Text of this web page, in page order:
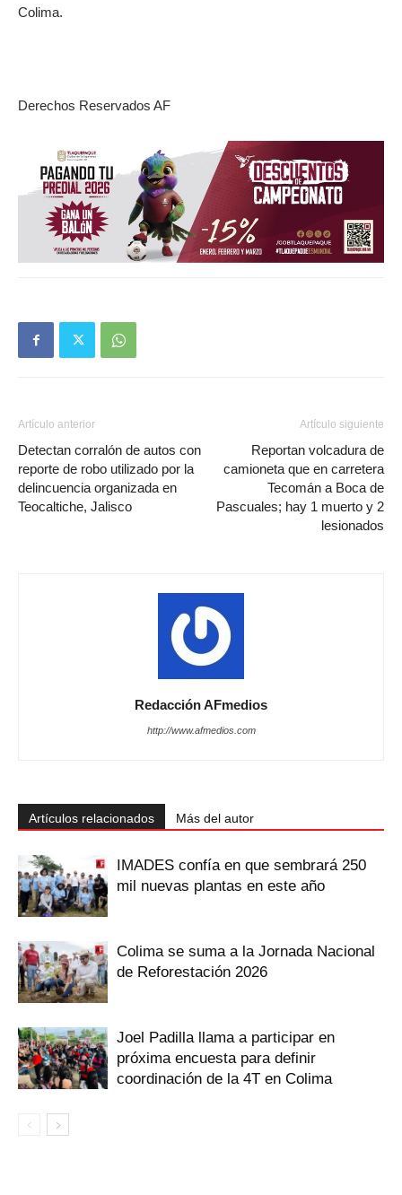
Colima.
Derechos Reservados AF
Artículo anterior
Detectan corralón de autos con
reporte de robo utilizado por la
delincuencia organizada en
Teocaltiche, Jalisco
Artículo siguiente
Reportan volcadura de
camioneta que en carretera
Tecomán a Boca de
Pascuales; hay 1 muerto y 2
lesionados
Redacción AFmedios
http://www.afmedios.com
Artículos relacionados Más del autor
IMADES confía en que sembrará 250
mil nuevas plantas en este año
Colima se suma a la Jornada Nacional
de Reforestación 2026
Joel Padilla llama a participar en
próxima encuesta para definir
coordinación de la 4T en Colima